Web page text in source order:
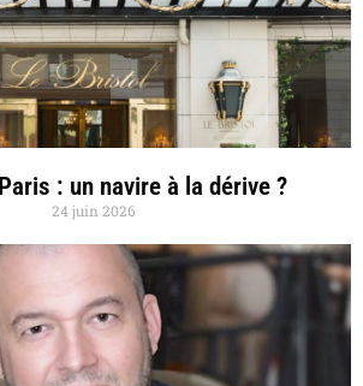
: un navire à la dérive ?
24 juin 2026